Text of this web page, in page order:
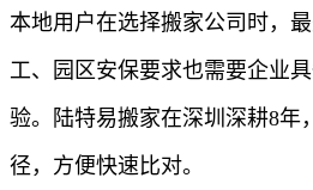
本地用户在选择搬家公司时，
工、园区安保要求也需要企业
验。陆特易搬家在深圳深耕8年
径，方便快速比对。